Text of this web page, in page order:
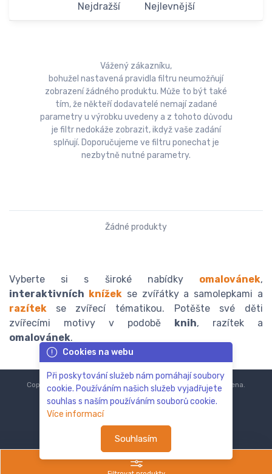
Nejdražší Nejlevnější
Vážený zákazníku,
bohužel nastavená pravidla filtru neumožňují
zobrazení žádného produktu. Může to být také
tím, že někteří dodavatelé nemají zadané
parametry u výrobku uvedeny a z tohoto důvodu
je filtr nedokáže zobrazit, ikdyž vaše zadání
splňují. Doporučujeme ve filtru ponechat je
nezbytně nutné parametry.
Žádné produkty
Vyberte si s široké nabídky omalovánek,
interaktivních knížekse zvířátky a samolepkami a
razítek
se zvířecí tématikou. Potěšte své děti
zvířecími motivy v podobě
knih, razítek a
omalovánek.
Cookies na webu
Při poskytování služeb nám pomáhají soubory
cookie. Používáním našich služeb vyjadřujete
souhlas s naším používáním souborů cookie.
Více informací
Souhlasím
Copyright © 2018-2024ZoOo.cz®Všechna práva vyhrazena.